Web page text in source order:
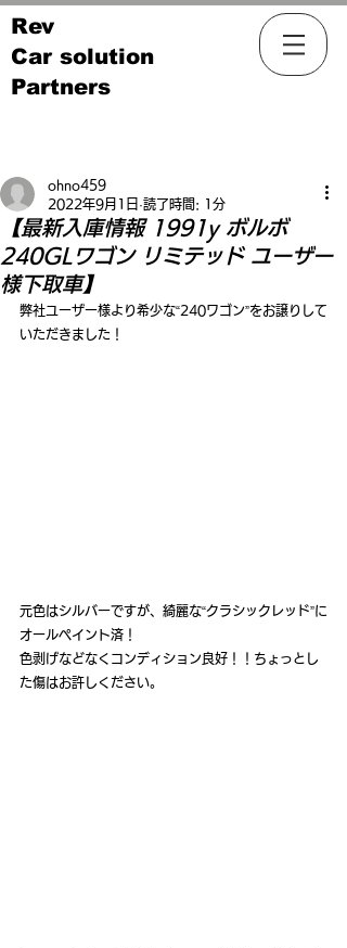
Rev
Car solution
Partners
【最新入庫情報 1991y ボルボ
240GLワゴン リミテッド ユーザー
様下取車】
ohno459
2022年9月1日 読了時間: 1分
弊社ユーザー様より希少な“240ワゴン”をお譲りして
いただきました！
元色はシルバーですが、綺麗な“クラシックレッド”に
オールペイント済！
色剥げなどなくコンディション良好！！ちょっとし
た傷はお許しください。